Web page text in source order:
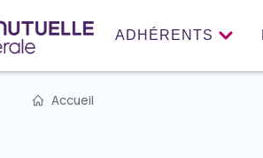
ADHÉRENTS
Accueil